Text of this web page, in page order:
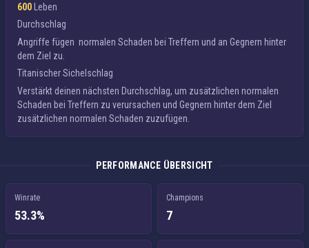
600Leben
Durchschlag
Angriffe fügen normalen Schaden bei Treffern und an Gegnern hinter
dem Ziel zu.
Titanischer Sichelschlag
Verstärkt deinen nächsten Durchschlag, um zusätzlichen normalen
Schaden bei Treffern zu verursachen und Gegnern hinter dem Ziel
zusätzlichen normalen Schaden zuzufügen.
PERFORMANCE ÜBERSICHT
Winrate
53.3%
Champions
7